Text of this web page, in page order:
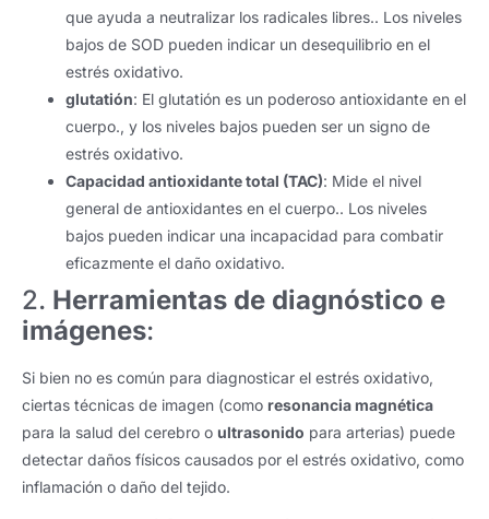
que ayuda a neutralizar los radicales libres.. Los niveles
bajos de SOD pueden indicar un desequilibrio en el
estrés oxidativo.
glutatión: El glutatión es un poderoso antioxidante en el
cuerpo., y los niveles bajos pueden ser un signo de
estrés oxidativo.
Capacidad antioxidante total (TAC): Mide el nivel
general de antioxidantes en el cuerpo.. Los niveles
bajos pueden indicar una incapacidad para combatir
eficazmente el daño oxidativo.
2. Herramientas de diagnóstico e
imágenes:
Si bien no es común para diagnosticar el estrés oxidativo,
ciertas técnicas de imagen (como resonancia magnética
para la salud del cerebro o ultrasonido para arterias) puede
detectar daños físicos causados ​​por el estrés oxidativo, como
inflamación o daño del tejido.